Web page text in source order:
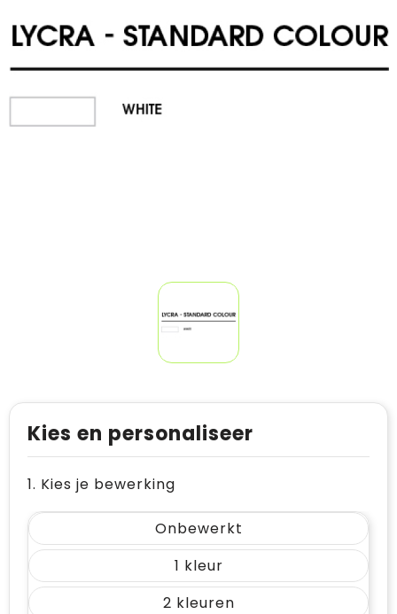
Kies en personaliseer
1. Kies je bewerking
Onbewerkt
1
2